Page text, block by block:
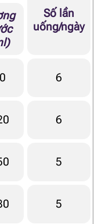
300
450
Số lần
uống/ngày
6
6
5
5